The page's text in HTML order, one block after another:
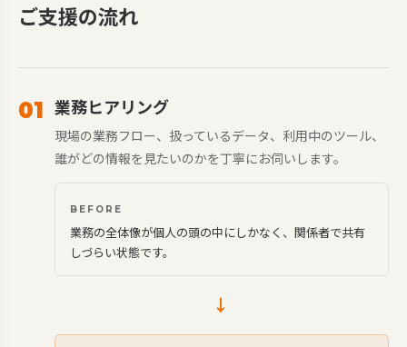
ご支援の流れ
01 業務ヒアリング
現場の業務フロー、扱っているデータ、利用中のツール、
誰がどの情報を見たいのかを丁寧にお伺いします。
BEFORE
業務の全体像が個人の頭の中にしかなく、関係者で共有
しづらい状態です。
→